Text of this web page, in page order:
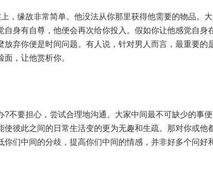
缘故非常简单。他没法从你那里获得他需要的物品。
身有自尊，他便会再次给你投入。假如你让他感觉自身
弃你便是时间问题。有人说，针对男人而言，最重要的
，让他赏析你。
要担心，尝试合理地沟通。大家中间最不可缺少的事便
使彼此之间的日常生活变的更为无趣和生疏。那对你或他
你们中间的分歧，提高你们中间的情感，并非好多个问好